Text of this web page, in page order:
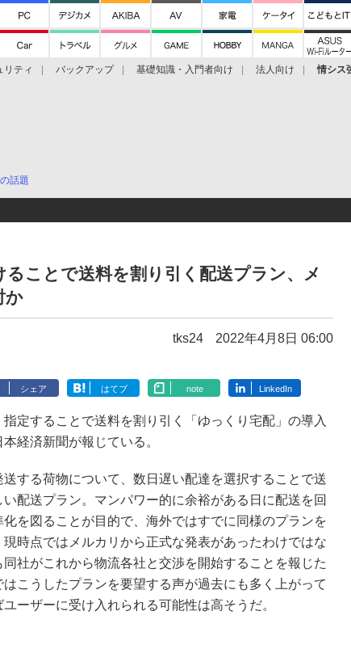
リティ バックアップ 基礎知識・入門者向け 法人向け 情シス
話題
ことで送料を割り引く配送プラン、メ
か
tks24 2022年4月8日 06:00
シェア はてブ note LinkedIn
定することで送料を割り引く「ゆっくり宅配」の導入
経済新聞が報じている。
する荷物について、数日遅い配達を選択することで送
配送プラン。マンパワー的に余裕がある日に配送を回
を図ることが目的で、海外ではすでに同様のプランを
時点ではメルカリから正式な発表があったわけではな
社がこれから物流各社と交渉を開始することを報じた
こうしたプランを要望する声が過去にも多く上がって
ーザーに受け入れられる可能性は高そうだ。